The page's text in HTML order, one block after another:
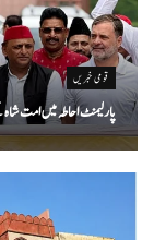
قومی خبریں
پارلیمنٹ احاطہ میں امت